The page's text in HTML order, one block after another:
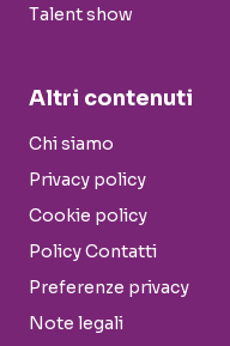
Talent show
Altri contenuti
Chi siamo
Privacy policy
Cookie policy
Policy Contatti
Preferenze privacy
Note legali